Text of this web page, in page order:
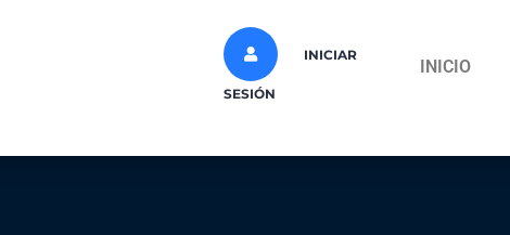
INICIAR
SESIÓN
INICIO